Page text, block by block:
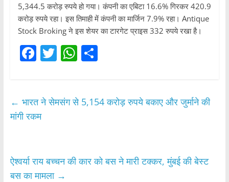
5,344.5 करोड़ रुपये हो गया। कंपनी का एबिटा 16.6% गिरकर 420.9
करोड़ रुपये रहा। इस तिमाही में कंपनी का मार्जिन 7.9% रहा। Antique
Stock Broking ने इस शेयर का टारगेट प्राइस 332 रुपये रखा है।
F
e
b
k
T
er
W
s
S
e
← भारत ने सेमसंग से 5,154 करोड़ रुपये बकाए और जुर्माने की
मांगी रकम
ऐश्वर्या राय बच्चन की कार को बस ने मारी टक्कर, मुंबई की बेस्ट
बस का मामला →